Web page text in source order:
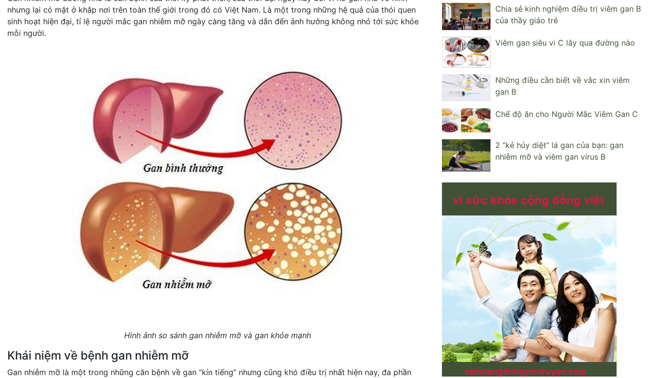
nhưng lại có mặt ở khắp nơi trên toàn thế giới trong đó có Việt Nam. Là một trong những hệ quả của thói quen
sinh hoạt hiện đại, tỉ lệ người mắc gan nhiễm mỡ ngày càng tăng và dẫn đến ảnh hưởng không nhỏ tới sức khỏe
mỗi người.
Hình ảnh so sánh gan nhiễm mỡ và gan khỏe mạnh
Khái niệm về bệnh gan nhiễm mỡ
Gan nhiễm mỡ là một trong những căn bệnh về gan “kín tiếng” nhưng cũng khó điều trị nhất hiện nay, đa phần
Chia sẻ kinh nghiệm điều trị viêm gan B
của thầy giáo trẻ
Viêm gan siêu vi C lây qua đường nào
Những điều cần biết về vắc xin viêm
gan B
Chế độ ăn cho Người Mắc Viêm Gan C
2 “kẻ hủy diệt” lá gan của bạn: gan
nhiễm mỡ và viêm gan virus B